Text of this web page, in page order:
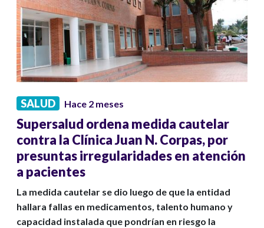
SALUD Hace 2 meses
Supersalud ordena medida cautelar
contra la Clínica Juan N. Corpas, por
presuntas irregularidades en atención
a pacientes
La medida cautelar se dio luego de que la entidad
hallara fallas en medicamentos, talento humano y
capacidad instalada que pondrían en riesgo la